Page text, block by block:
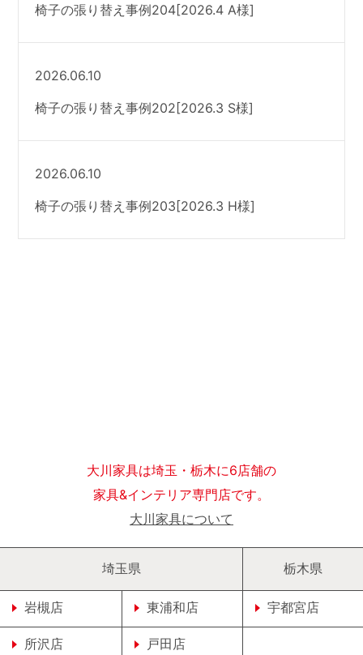
椅子の張り替え事例204[2026.4 A様]
2026.06.10
椅子の張り替え事例202[2026.3 S様]
2026.06.10
椅子の張り替え事例203[2026.3 H様]
大川家具は埼玉・栃木に6店舗の
家具&インテリア専門店です。
大川家具について
埼玉県
岩槻店 東浦和店
所沢店 戸田店
栃木県
宇都宮店